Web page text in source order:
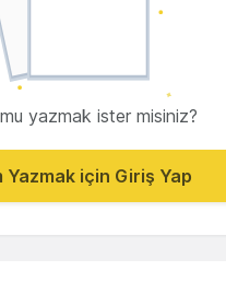
yazmak ister misiniz?
Yazmak için Giriş Yap